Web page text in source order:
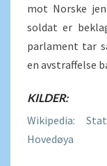
mot Norske
soldat er
parlament tar
en avstraffelse
KILDER:
Wikipedia:
Hovedøya